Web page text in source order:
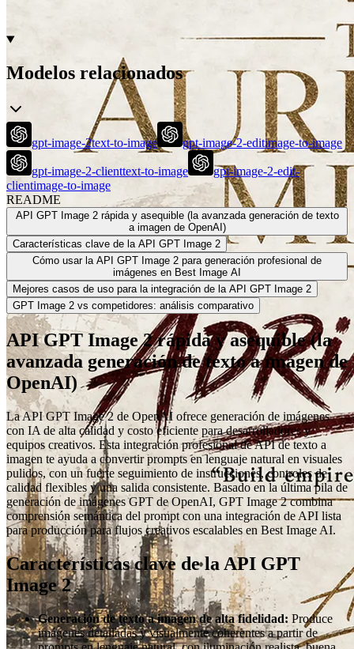
Modelos relacionados
gpt-image-2text-to-image gpt-image-2-editimage-to-image
gpt-image-2-clienttext-to-image
gpt-image-2-edit-
clientimage-to-image
README
API GPT Image 2 rápida y asequible (la avanzada generación de texto
a imagen de OpenAI)
Características clave de la API GPT Image 2
Cómo usar la API GPT Image 2 para generación profesional de
imágenes en Best Image AI
Mejores casos de uso para la integración de la API GPT Image 2
GPT Image 2 vs competidores: análisis comparativo
API GPT Image 2 rápida y asequible (la
avanzada generación de texto a imagen de
OpenAI)
La API GPT Image 2 de OpenAI ofrece generación de imágenes
con IA de alta calidad y costo eficiente para desarrolladores y
equipos creativos. Esta integración profesional de API de texto a
imagen te ayuda a convertir prompts en lenguaje natural en visuales
pulidos, con un fuerte seguimiento de instrucciones, controles de
calidad flexibles y una salida consistente. Basado en la última pila de
generación de imágenes GPT de OpenAI, GPT Image 2 combina
comprensión semántica del prompt con una integración de API lista
para producción para flujos creativos escalables en Best Image AI.
Características clave de la API GPT
Image 2
Generación de texto a imagen de alta fidelidad: Produce
imágenes detalladas y visualmente coherentes a partir de